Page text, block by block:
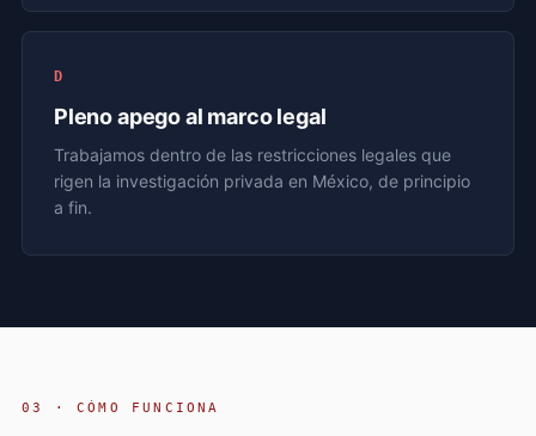
D
Pleno apego al marco legal
Trabajamos dentro de las restricciones legales que
rigen la investigación privada en México, de principio
a fin.
03 · CÓMO FUNCIONA